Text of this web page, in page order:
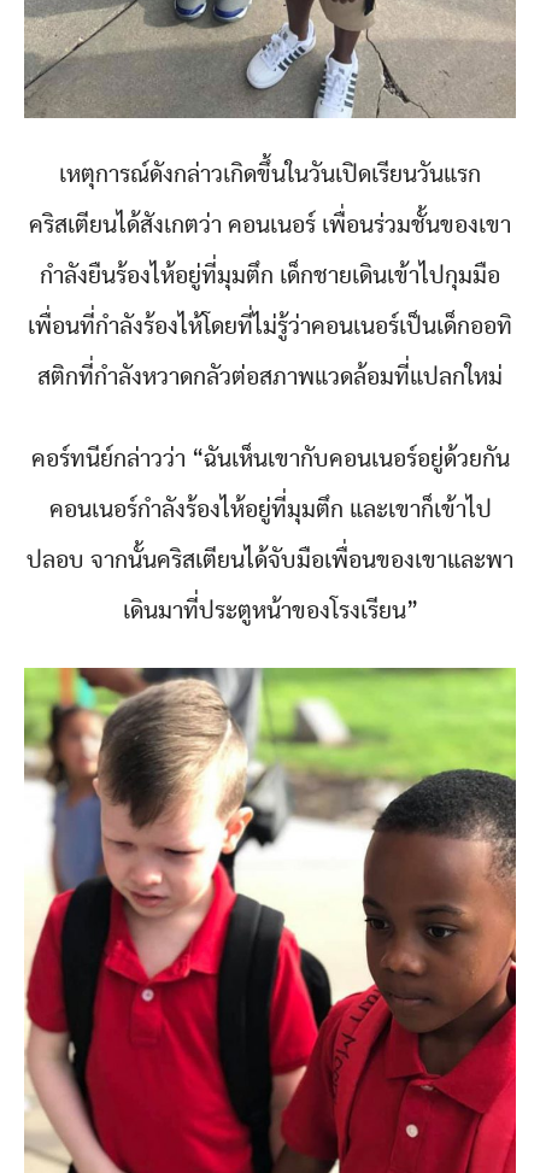
เหตุการณ์ดังกล่าวเกิดขึ้นในวันเปิดเรียนวันแรก
คริสเตียนได้สังเกตว่า คอนเนอร์ เพื่อนร่วมชั้นของเขา
กำลังยืนร้องไห้อยู่ที่มุมตึก เด็กชายเดินเข้าไปกุมมือ
เพื่อนที่กำลังร้องไห้โดยที่ไม่รู้ว่าคอนเนอร์เป็นเด็กออทิ
สติกที่กำลังหวาดกลัวต่อสภาพแวดล้อมที่แปลกใหม่
คอร์ทนีย์กล่าวว่า “ฉันเห็นเขากับคอนเนอร์อยู่ด้วยกัน
คอนเนอร์กำลังร้องไห้อยู่ที่มุมตึก และเขาก็เข้าไป
ปลอบ จากนั้นคริสเตียนได้จับมือเพื่อนของเขาและพา
เดินมาที่ประตูหน้าของโรงเรียน”